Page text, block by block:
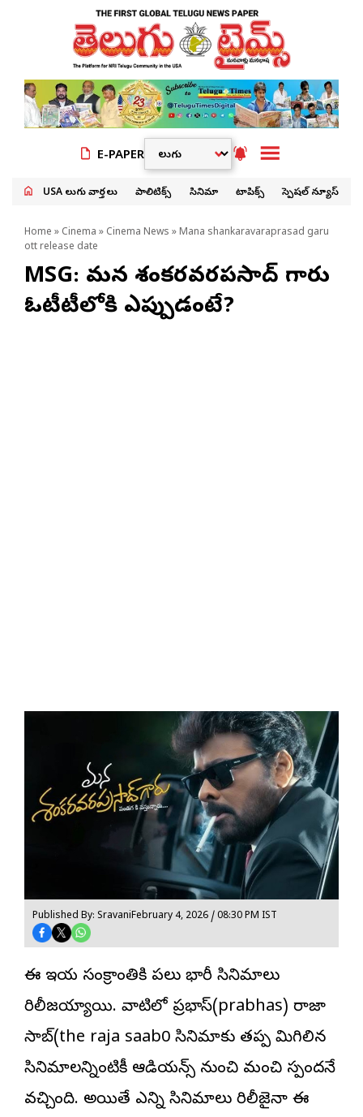
E-PAPER
USA తెలుగు వార్తలు పాలిటిక్స్ సినిమా టాపిక్స్ స్పెషల్ న్యూస్
Home » Cinema » Cinema News » Mana shankaravaraprasad garu
ott release date
MSG: మ‌న శంక‌ర‌వ‌ర‌ప్ర‌సాద్ గారు
ఓటీటీలోకి ఎప్పుడంటే?
Published By: SravaniFebruary 4, 2026 / 08:30 PM IST
ఈ ఇయ‌ర్ సంక్రాంతికి ప‌లు భారీ సినిమాలు
రిలీజ‌య్యాయి. వాటిలో ప్ర‌భాస్(prabhas) రాజా
సాబ్(the raja saab0 సినిమాకు త‌ప్ప మిగిలిన
సినిమాల‌న్నింటికీ ఆడియ‌న్స్ నుంచి మంచి స్పంద‌నే
వ‌చ్చింది. అయితే ఎన్ని సినిమాలు రిలీజైనా ఈ